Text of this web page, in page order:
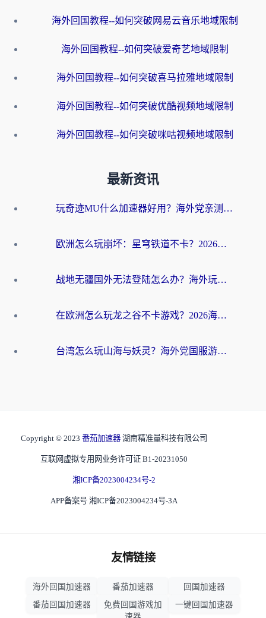
海外回国教程--如何突破网易云音乐地域限制
海外回国教程--如何突破爱奇艺地域限制
海外回国教程--如何突破喜马拉雅地域限制
海外回国教程--如何突破优酷视频地域限制
海外回国教程--如何突破咪咕视频地域限制
最新资讯
玩奇迹MU什么加速器好用？海外党亲测：这款加速器让你告别延迟卡顿！
欧洲怎么玩崩坏：星穹铁道不卡？2026海外玩家国服游戏加速器终极攻略
战地无疆国外无法登陆怎么办？海外玩家国服畅玩终极指南（附欧服魔兽EVE加速方案）
在欧洲怎么玩龙之谷不卡游戏？2026海外党国服游戏加速全攻略
台湾怎么玩山海与妖灵？海外党国服游戏加速全攻略，告别延迟卡顿
Copyright © 2023 番茄加速器 湖南精准量科技有限公司
互联网虚拟专用网业务许可证 B1-20231050
湘ICP备2023004234号-2
APP备案号 湘ICP备2023004234号-3A
友情链接
海外回国加速器 番茄加速器
回国加速器
番茄回国加速器
免费回国游戏加
一键回国加速器